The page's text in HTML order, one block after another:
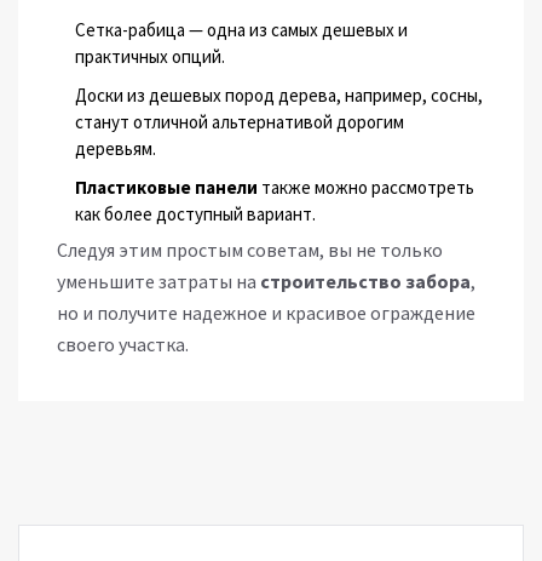
Сетка-рабица — одна из самых дешевых и
практичных опций.
Доски из дешевых пород дерева, например, сосны,
станут отличной альтернативой дорогим
деревьям.
Пластиковые панели также можно рассмотреть
как более доступный вариант.
Следуя этим простым советам, вы не только
уменьшите затраты на строительство забора,
но и получите надежное и красивое ограждение
своего участка.